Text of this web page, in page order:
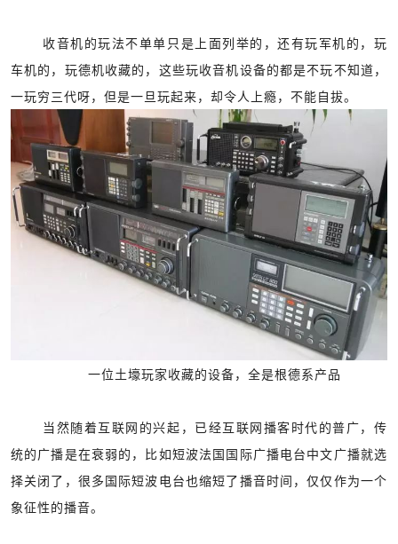
收音机的玩法不单单只是上面列举的，还有玩军机的，玩
车机的，玩德机收藏的，这些玩收音机设备的都是不玩不知道，
一玩穷三代呀，但是一旦玩起来，却令人上瘾，不能自拔。
一位土壕玩家收藏的设备，全是根德系产品
当然随着互联网的兴起，已经互联网播客时代的普广，传
统的广播是在衰弱的，比如短波法国国际广播电台中文广播就选
择关闭了，很多国际短波电台也缩短了播音时间，仅仅作为一个
象征性的播音。